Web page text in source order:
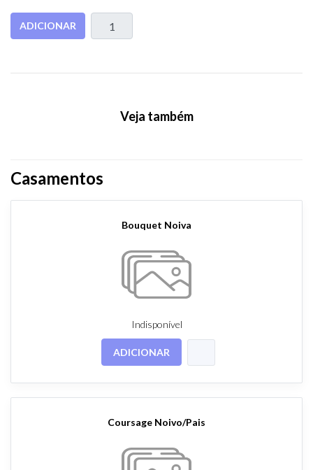
ADICIONAR
Veja também
Casamentos
Bouquet Noiva
Indisponível
ADICIONAR
Coursage Noivo/Pais